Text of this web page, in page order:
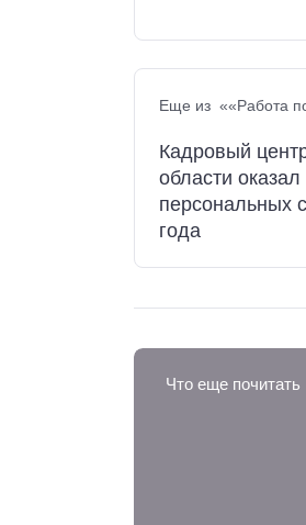
Еще из ««Работа
Кадровый
области
персональных
года
Что еще почитать